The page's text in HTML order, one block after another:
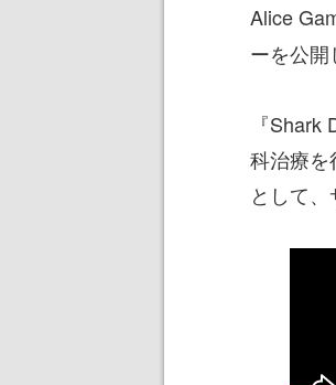
Alice
ーを公開
『
科治療を
として